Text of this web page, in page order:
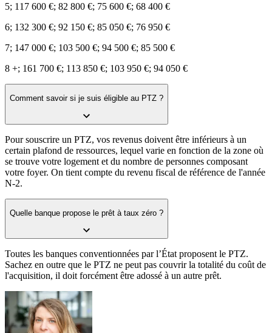
5; 117 600 €; 82 800 €; 75 600 €; 68 400 €
6; 132 300 €; 92 150 €; 85 050 €; 76 950 €
7; 147 000 €; 103 500 €; 94 500 €; 85 500 €
8 +; 161 700 €; 113 850 €; 103 950 €; 94 050 €
Comment savoir si je suis éligible au PTZ ?
Pour souscrire un PTZ, vos revenus doivent être inférieurs à un
certain plafond de ressources, lequel varie en fonction de la zone où
se trouve votre logement et du nombre de personnes composant
votre foyer. On tient compte du revenu fiscal de référence de l'année
N-2.
Quelle banque propose le prêt à taux zéro ?
Toutes les banques conventionnées par l’État proposent le PTZ.
Sachez en outre que le PTZ ne peut pas couvrir la totalité du coût de
l'acquisition, il doit forcément être adossé à un autre prêt.